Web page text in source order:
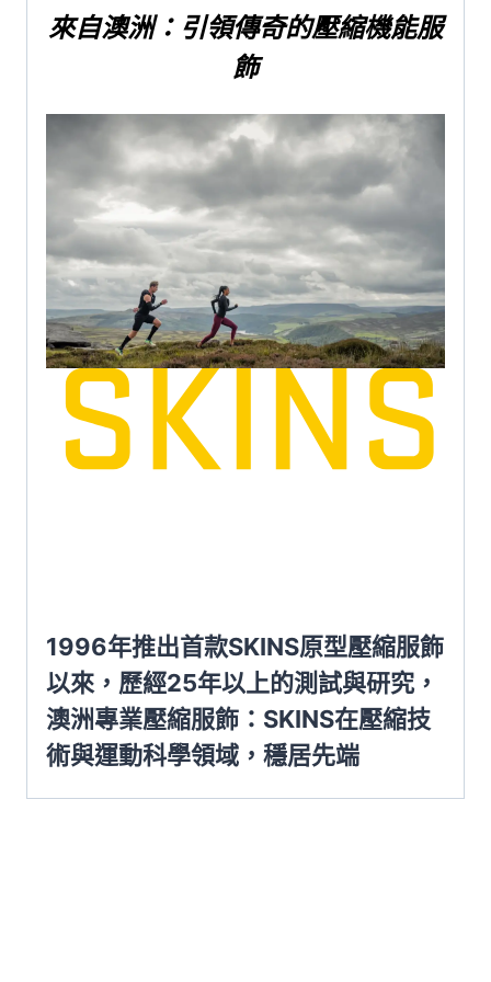
來自澳洲：引領傳奇的壓縮機能服
飾
1996年推出首款SKINS原型壓縮服飾
以來，歷經25年以上的測試與研究，
澳洲專業壓縮服飾：SKINS在壓縮技
術與運動科學領域，穩居先端